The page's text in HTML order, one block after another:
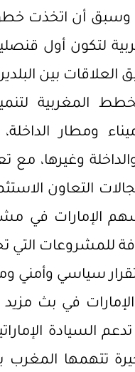
وسبق أن اتخذت
لتكون أول
بين
المغربية
ومطار
وغيرها، مع
التعاون
الإمارات في
للمشروعات التي
سياسي وأمني
في بث
السيادة
تتهمها